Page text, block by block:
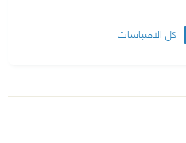
كل الاقتباسات